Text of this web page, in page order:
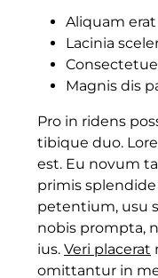
Aliquam
Lacinia
Magnis dis
Pro in ridens
tibique duo.
est. Eu novum
primis
petentium, usu
nobis prompta,
ius. Veri placerat
omittantur in